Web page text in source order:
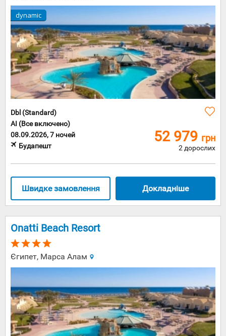
dynamic
Dbl (Standard)
AI (Все включено)
08.09.2026, 7 ночей
Будапешт
52 979 грн
2 дорослих
Докладніше
Швидке замовлення
Onatti Beach Resort
Єгипет, Марса Алам